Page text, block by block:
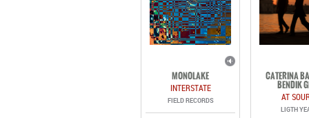
MONOLAKE
INTERSTATE
FIELD RECORDS
CATERINA
BENDIK
AT
LIGTH